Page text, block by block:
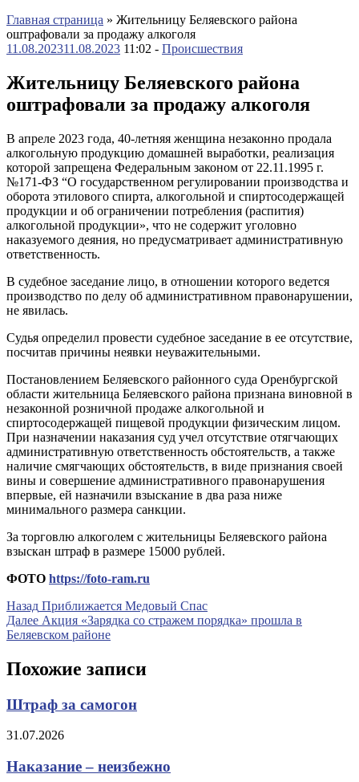
Главная страница » Жительницу Беляевского района
оштрафовали за продажу алкоголя
11.08.202311.08.2023 11:02 - Происшествия
Жительницу Беляевского района
оштрафовали за продажу алкоголя
В апреле 2023 года, 40-летняя женщина незаконно продала
алкогольную продукцию домашней выработки, реализация
которой запрещена Федеральным законом от 22.11.1995 г.
№171-ФЗ “О государственном регулировании производства и
оборота этилового спирта, алкогольной и спиртосодержащей
продукции и об ограничении потребления (распития)
алкогольной продукции», что не содержит уголовно
наказуемого деяния, но предусматривает административную
ответственность.
В судебное заседание лицо, в отношении которого ведется
производство по делу об административном правонарушении,
не явилась.
Судья определил провести судебное заседание в ее отсутствие,
посчитав причины неявки неуважительными.
Постановлением Беляевского районного суда Оренбургской
области жительница Беляевского района признана виновной в
незаконной розничной продаже алкогольной и
спиртосодержащей пищевой продукции физическим лицом.
При назначении наказания суд учел отсутствие отягчающих
административную ответственность обстоятельств, а также
наличие смягчающих обстоятельств, в виде признания своей
вины и совершение административного правонарушения
впервые, ей назначили взыскание в два раза ниже
минимального размера санкции.
За торговлю алкоголем с жительницы Беляевского района
взыскан штраф в размере 15000 рублей.
ФОТО https://foto-ram.ru
Навигация
по
Назад Предыдущая
запись
Приближается Медовый Спас
Далее Следующая
запись
Акция «Зарядка со стражем порядка» прошла в
Беляевском районе
Похожие записи
Штраф за самогон
31.07.2026
Наказание – неизбежно